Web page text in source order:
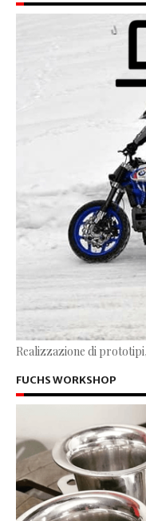
Realizzazione di
FUCHS WORKSHOP